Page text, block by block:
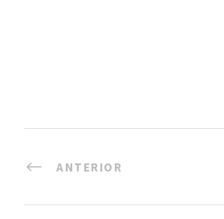
ANTERIOR